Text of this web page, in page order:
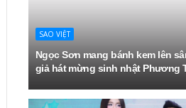
SAO VIỆT
Ngọc Sơn mang bánh kem lên
giả hát mừng sinh nhật Phương